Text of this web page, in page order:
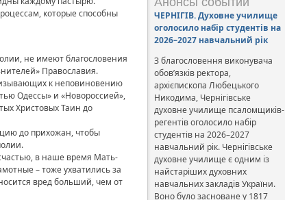
которые способны
не имеют благословения
Православия.
к неповиновению
Одессы» и «Новороссией»,
Христовых Таин до
до прихожан, чтобы
в наше время Мать-
– тоже ухватились за
вред больший, чем от
ЧЕРНІГІВ. Духовне училище
оголосило набір студентів на
2026–2027 навчальний рік
З благословення виконувача
обов’язків ректора,
архієпископа Любецького
Никодима, Чернігівське
духовне училище псаломщиків-
регентів оголосило набір
студентів на 2026–2027
навчальний рік. Чернігівське
духовне училище є одним із
найстаріших духовних
навчальних закладів України.
Воно було засноване у 1817